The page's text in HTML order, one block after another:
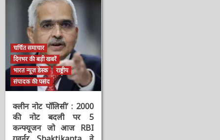
चर्चित समाचार
दिनभर की बड़ी खबरें
भारत न्यूज़ डेस्क
राष्ट्रीय
संपादक की पसंद
क्लीन नोट पॉलिसी’ : 2000
की नोट बदली पर 5
कन्फ्यूजन जो आज RBI